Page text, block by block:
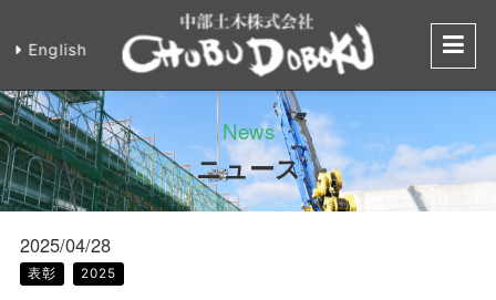
中日本高速道
English
News
ニュース
2025/04/28
表彰 2025